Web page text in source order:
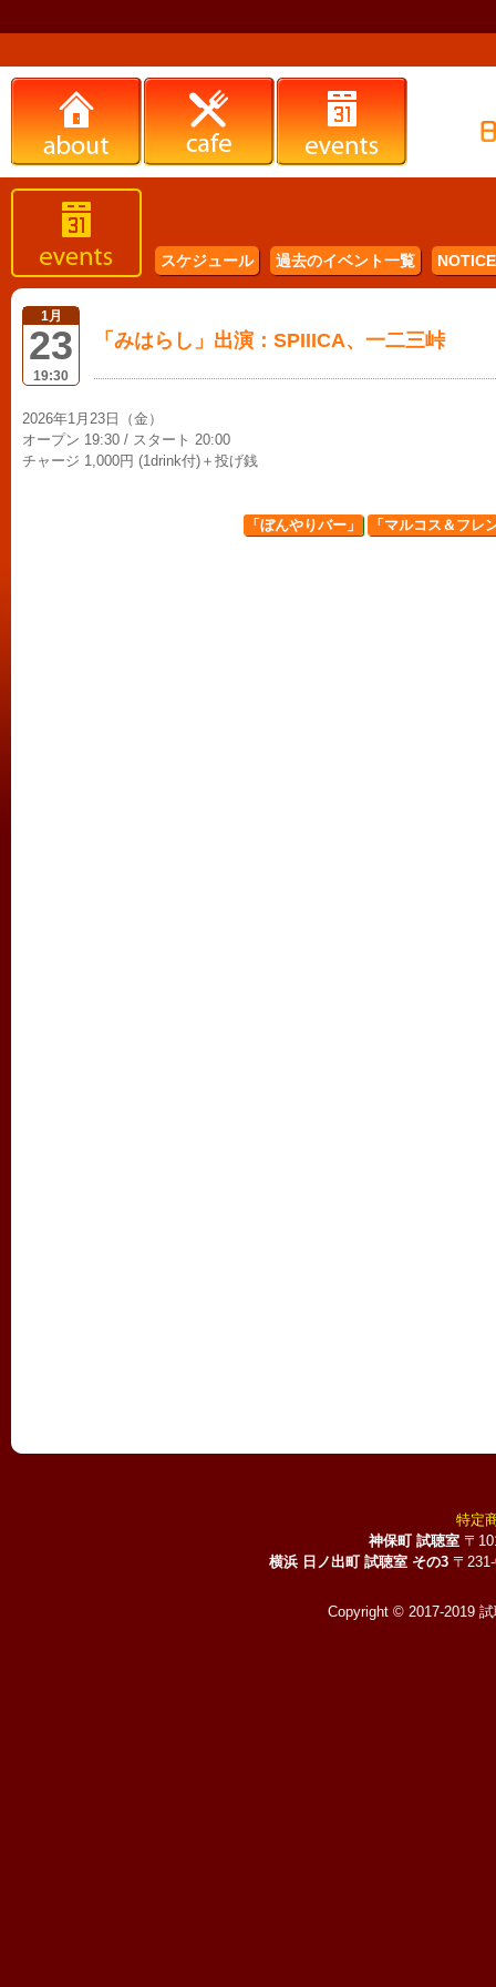
スケジュール 過去のイベント一覧
1月
23
19:30
「みはらし」出演：SPIIICA、一二三峠
2026年1月23日（金）
オープン 19:30 / スタート 20:00
チャージ 1,000円 (1drink付)＋投げ銭
「ぼんやりバー」 「マルコス＆フレ
特定
神保町 試聴室 〒
横浜 日ノ出町 試聴室 その3 〒
Copyright © 2017-2019